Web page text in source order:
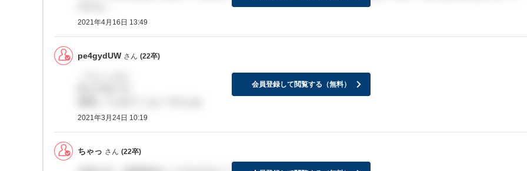
2021年4月16日 13:49
pe4gydUW さん (22卒)
2021年3月24日 10:19
会員登録して閲覧する（無料）
ちゃっ さん (22卒)